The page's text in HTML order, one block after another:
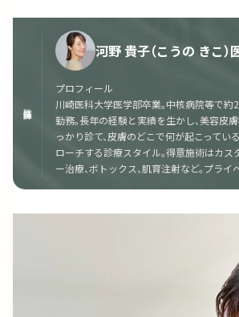
河野 貴子（こうの きこ）
プロフィール
川崎医科大学医学部卒業。中核病院等で
勤務。長年の経験と実績を生かし、美容皮
っかり診て、皮膚のどこで何が起こってい
ローチする診療スタイル。得意施術はカ
ー治療、ボトックス、肌育注射など。プライ